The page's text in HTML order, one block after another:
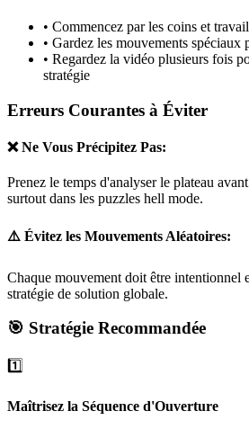
• Commencez par les coins et
• Gardez les mouvements spéciaux
• Regardez la vidéo plusieurs fois
stratégie
Erreurs Courantes à Éviter
❌ Ne Vous Précipitez Pas:
Prenez le temps d'analyser le plateau
surtout dans les puzzles hell mode.
⚠️ Évitez les Mouvements Aléatoires:
Chaque mouvement doit être intentionnel
stratégie de solution globale.
🎯 Stratégie Recommandée
1️⃣
Maîtrisez la Séquence d'Ouverture